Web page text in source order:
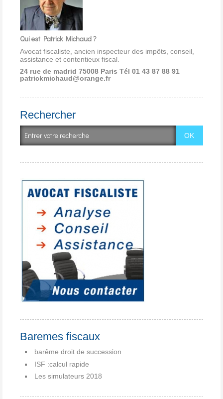
Qui est Patrick Michaud ?
Avocat fiscaliste, ancien inspecteur des impôts, conseil,
assistance et contentieux fiscal.
24 rue de madrid 75008 Paris Tél 01 43 87 88 91
patrickmichaud@orange.fr
Rechercher
Baremes fiscaux
barême droit de succession
ISF :calcul rapide
Les simulateurs 2018